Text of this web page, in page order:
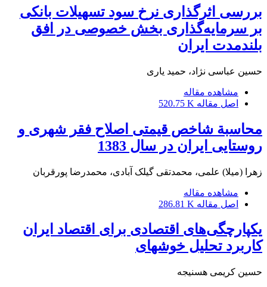
بررسی اثرگذاری نرخ سود تسهیلات بانکی
بر سرمایه‌گذاری بخش خصوصی در افق
بلندمدت ایران
حسین عباسی نژاد، حمید یارى
مشاهده مقاله
اصل مقاله 520.75 K
محاسبة شاخص قیمتی اصلاح فقر شهری و
روستایی ایران در سال 1383
زهرا (میلا) علمی، محمدتقی گیلک آبادی، محمدرضا پورقربان
مشاهده مقاله
اصل مقاله 286.81 K
یکپارچگی‌های اقتصادی برای اقتصاد ایران
کاربرد تحلیل خوشه‎ای
حسین کریمی هسنیجه